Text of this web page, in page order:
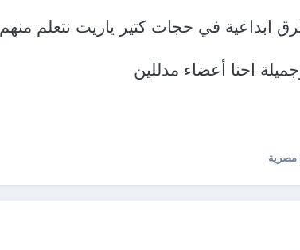
ابداعية في حجات كتير ياريت نتعلم منهم
احنا أعضاء مدللين
مصرية